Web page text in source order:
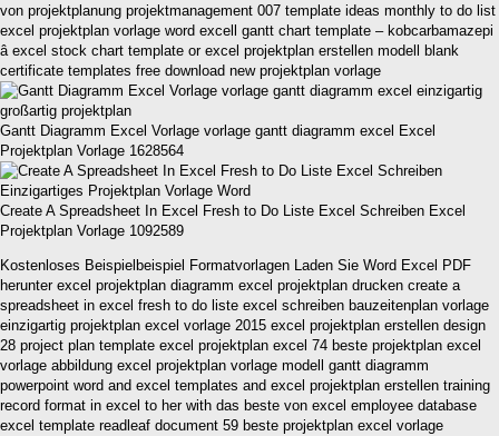
von projektplanung projektmanagement 007 template ideas monthly to do list
excel projektplan vorlage word excell gantt chart template – kobcarbamazepi
â excel stock chart template or excel projektplan erstellen modell blank
certificate templates free download new projektplan vorlage
Gantt Diagramm Excel Vorlage vorlage gantt diagramm excel Excel
Projektplan Vorlage 1628564
Create A Spreadsheet In Excel Fresh to Do Liste Excel Schreiben Excel
Projektplan Vorlage 1092589
Kostenloses Beispielbeispiel Formatvorlagen Laden Sie Word Excel PDF
herunter excel projektplan diagramm excel projektplan drucken create a
spreadsheet in excel fresh to do liste excel schreiben bauzeitenplan vorlage
einzigartig projektplan excel vorlage 2015 excel projektplan erstellen design
28 project plan template excel projektplan excel 74 beste projektplan excel
vorlage abbildung excel projektplan vorlage modell gantt diagramm
powerpoint word and excel templates and excel projektplan erstellen training
record format in excel to her with das beste von excel employee database
excel template readleaf document 59 beste projektplan excel vorlage